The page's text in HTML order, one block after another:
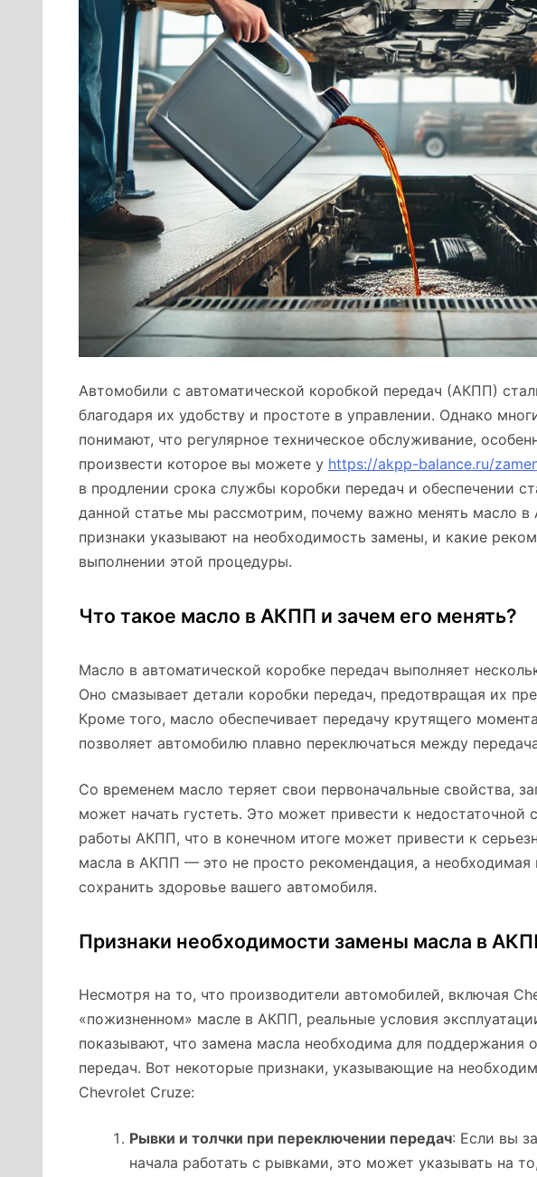
Автомобили с автоматической коробкой передач (АКПП)
благодаря их удобству и простоте в управлении. Однако
понимают, что регулярное техническое обслуживание,
произвести которое вы можете у https://akpp-balance.ru/
в продлении срока службы коробки передач и обеспечении
данной статье мы рассмотрим, почему важно менять масло
признаки указывают на необходимость замены, и какие
выполнении этой процедуры.
Что такое масло в АКПП и зачем его менять?
Масло в автоматической коробке передач выполняет
Оно смазывает детали коробки передач, предотвращая их
Кроме того, масло обеспечивает передачу крутящего
позволяет автомобилю плавно переключаться между
Со временем масло теряет свои первоначальные свойства,
может начать густеть. Это может привести к недостаточной
работы АКПП, что в конечном итоге может привести к
масла в АКПП — это не просто рекомендация, а необходимая
сохранить здоровье вашего автомобиля.
Признаки необходимости замены масла в
Несмотря на то, что производители автомобилей, включая
«пожизненном» масле в АКПП, реальные условия
показывают, что замена масла необходима для поддержания
передач. Вот некоторые признаки, указывающие на
Chevrolet Cruze:
Рывки и толчки при переключении передач: Если вы
начала работать с рывками, это может указывать на